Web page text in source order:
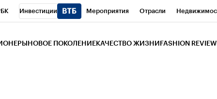
Инвестиции Мероприятия Отрасли
НОВОЕ ПОКОЛЕНИЕ КАЧЕСТВО ЖИЗНИ FASHION REVIEW